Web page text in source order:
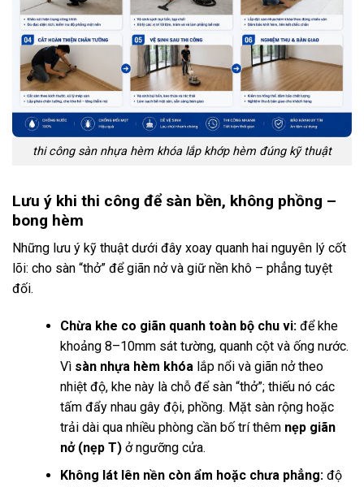
thi công sàn nhựa hèm khóa lắp khớp hèm đúng kỹ thuật
Lưu ý khi thi công để sàn bền, không phồng –
bong hèm
Những lưu ý kỹ thuật dưới đây xoay quanh hai nguyên lý cốt
lõi: cho sàn “thở” để giãn nở và giữ nền khô – phẳng tuyệt
đối.
Chừa khe co giãn quanh toàn bộ chu vi:để khe
khoảng 8–10mm sát tường, quanh cột và ống nước.
Vì sàn nhựa hèm khóalắp nổi và giãn nở theo
nhiệt độ, khe này là chỗ để sàn “thở”; thiếu nó các
tấm đẩy nhau gây đội, phồng. Mặt sàn rộng hoặc
trải dài qua nhiều phòng cần bố trí thêm nẹp giãn
nở (nẹp T)ở ngưỡng cửa.
Không lát lên nền còn ẩm hoặc chưa phẳng:độ